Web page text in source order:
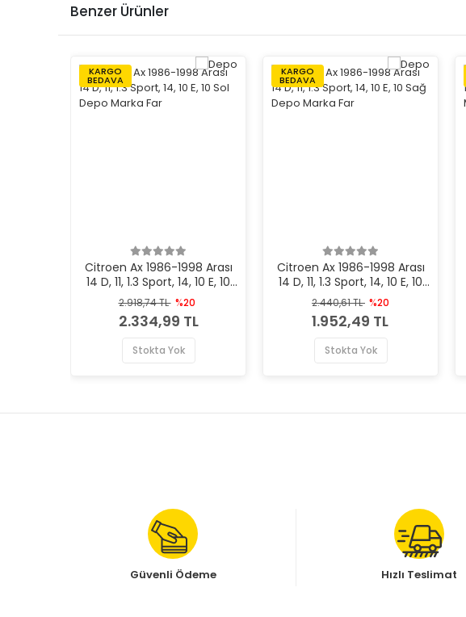
Benzer Ürünler
KARGO
BEDAVA
Citroen Ax 1986-1998 Arası
14 D, 11, 1.3 Sport, 14, 10 E, 10
Sol Depo Marka Far
2.918,74 TL %20
2.334,99 TL
Stokta Yok
KARGO
BEDAVA
Citroen Ax 1986-1998 Arası
14 D, 11, 1.3 Sport, 14, 10 E, 10
Sağ Depo Marka Far
2.440,61 TL %20
1.952,49 TL
Stokta Yok
Güvenli Ödeme Hızlı Teslimat